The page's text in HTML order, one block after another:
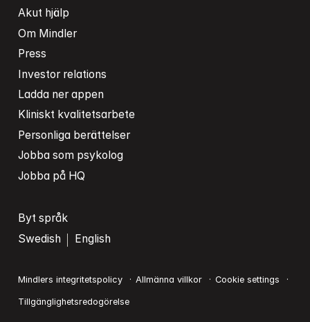
Akut hjälp
Om Mindler
Press
Investor relations
Ladda ner appen
Kliniskt kvalitetsarbete
Personliga berättelser
Jobba som psykolog
Jobba på HQ
Byt språk
Swedish
English
Mindlers integritetspolicy Allmänna villkor Cookie settings
Tillgänglighetsredogörelse